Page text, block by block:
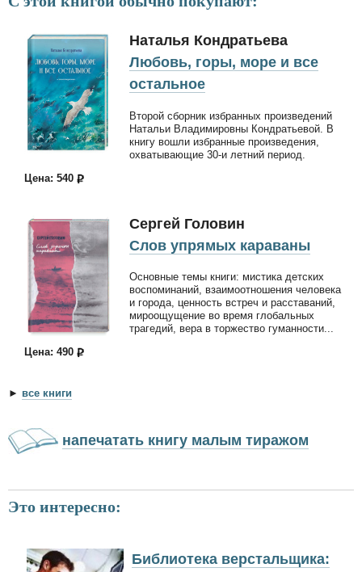
Наталья Кондратьева
Любовь, горы, море и все
остальное
Второй сборник избранных произведений
Натальи Владимировны Кондратьевой. В
книгу вошли избранные произведения,
охватывающие 30-и летний период.
Цена: 540
Сергей Головин
Слов упрямых караваны
Основные темы книги: мистика детских
воспоминаний, взаимоотношения человека
и города, ценность встреч и расставаний,
мироощущение во время глобальных
трагедий, вера в торжество гуманности...
Цена: 490
► все книги
напечатать книгу малым тиражом
Это интересно:
Библиотека верстальщика: